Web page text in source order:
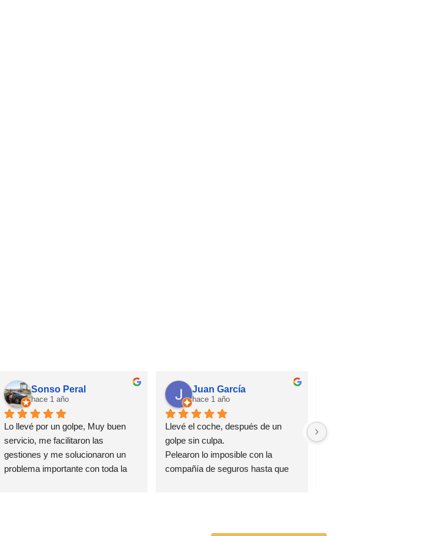
Sonso Peral
hace 1 año
Lo llevé por un golpe, Muy buen
servicio, me facilitaron las
gestiones y me solucionaron un
problema importante con toda la
Juan García
hace 1 año
Llevé el coche, después de un
golpe sin culpa.
Pelearon lo imposible con la
compañía de seguros hasta que
Confianza ciega, trato